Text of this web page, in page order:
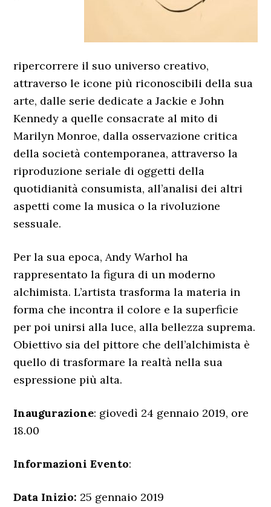
ripercorrere il suo universo creativo,
attraverso le icone più riconoscibili della sua
arte, dalle serie dedicate a Jackie e John
Kennedy a quelle consacrate al mito di
Marilyn Monroe, dalla osservazione critica
della società contemporanea, attraverso la
riproduzione seriale di oggetti della
quotidianità consumista, all’analisi dei altri
aspetti come la musica o la rivoluzione
sessuale.
Per la sua epoca, Andy Warhol ha
rappresentato la figura di un moderno
alchimista. L’artista trasforma la materia in
forma che incontra il colore e la superficie
per poi unirsi alla luce, alla bellezza suprema.
Obiettivo sia del pittore che dell’alchimista è
quello di trasformare la realtà nella sua
espressione più alta.
Inaugurazione: giovedì 24 gennaio 2019, ore
18.00
Informazioni Evento:
Data Inizio: 25 gennaio 2019